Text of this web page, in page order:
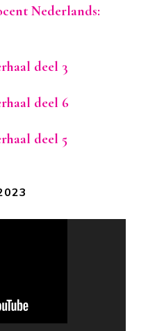
Nederlands:
deel 3
deel 6
deel 5